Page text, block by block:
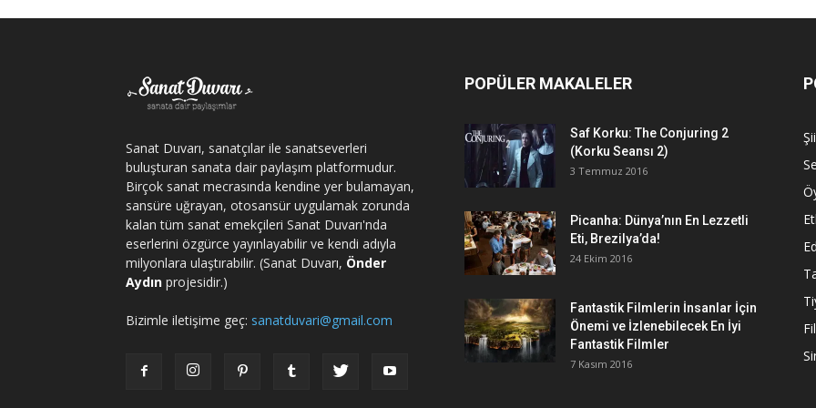
Sanat Duvarı, sanatçılar ile sanatseverleri
buluşturan sanata dair paylaşım platformudur.
Birçok sanat mecrasında kendine yer bulamayan,
sansüre uğrayan, otosansür uygulamak zorunda
kalan tüm sanat emekçileri Sanat Duvarı'nda
eserlerini özgürce yayınlayabilir ve kendi adıyla
milyonlara ulaştırabilir. (Sanat Duvarı, Önder
Aydın projesidir.)
Bizimle iletişime geç: sanatduvari@gmail.com
POPÜLER MAKALELER
Saf Korku: The Conjuring 2
(Korku Seansı 2)
3 Temmuz 2016
Picanha: Dünya’nın En Lezzetli
Eti, Brezilya’da!
24 Ekim 2016
Fantastik Filmlerin İnsanlar İçin
Önemi ve İzlenebilecek En İyi
Fantastik Filmler
7 Kasım 2016